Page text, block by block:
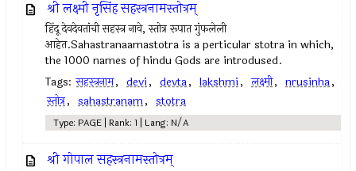
श्री लक्ष्मी नृसिंह सहस्त्रनामस्तोत्रम्
हिंदू देवदेवतांची सहस्त्र नावे, स्तोत्र रूपात गुंफलेली
आहेत.Sahastranaamastotra is a perticular stotra in which,
the 1000 names of hindu Gods are introdused.
Tags: सहस्त्रनाम, devi, devta, lakshmi, लक्ष्मी, nrusinha,
स्तोत्र, sahastranam, stotra
Type: PAGE | Rank: 1 | Lang: N/A
श्री गोपाल सहस्त्रनामस्तोत्रम्